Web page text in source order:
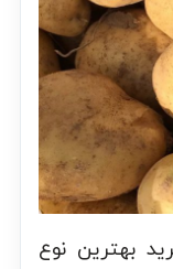
بهترین نوع